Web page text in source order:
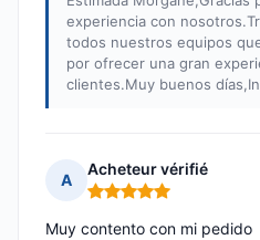
experiencia con
todos nuestros equipos
por ofrecer una gran
clientes.Muy buenos
A
Acheteur vérifié
Nota: 5 de 5
Muy contento con mi pedido